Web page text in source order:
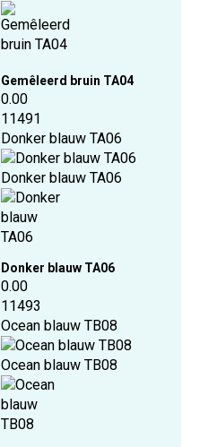
Gemêleerd bruin TA04
0.00
11491
Donker blauw TA06
Donker blauw TA06
Donker blauw TA06
0.00
11493
Ocean blauw TB08
Ocean blauw TB08